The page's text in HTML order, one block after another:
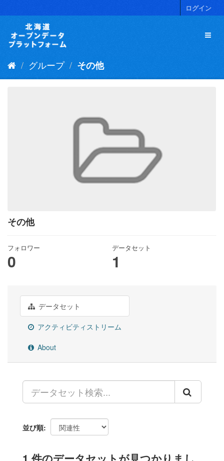
キ
ログイン
グループ その他
その他
フォロワー
0
データセット
1
データセット
アクティビティストリーム
About
並び順